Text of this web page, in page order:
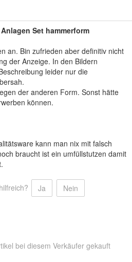
Set hammerform
an. Bin zufrieden aber definitiv nicht
der Anzeige. In den Bildern
leider nur die
der anderen Form. Sonst hätte
können.
kann man nix mit falsch
braucht ist ein umfüllstutzen damit
Ja
Nein
bei diesem Verkäufer gekauft